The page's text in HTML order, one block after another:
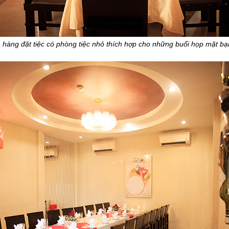
hàng đặt tiệc có phòng tiệc nhỏ thích hợp cho những buổi họp mặt